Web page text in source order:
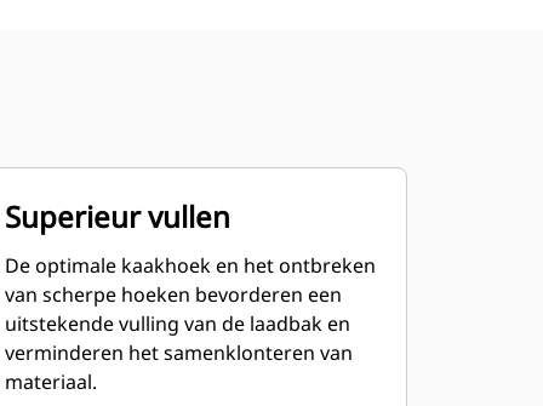
Superieur vullen
De optimale kaakhoek en het ontbreken
van scherpe hoeken bevorderen een
uitstekende vulling van de laadbak en
verminderen het samenklonteren van
materiaal.